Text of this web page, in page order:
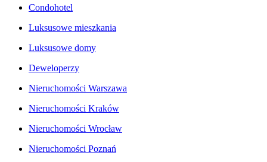
Condohotel
Luksusowe mieszkania
Luksusowe domy
Deweloperzy
Nieruchomości Warszawa
Nieruchomości Kraków
Nieruchomości Wrocław
Nieruchomości Poznań